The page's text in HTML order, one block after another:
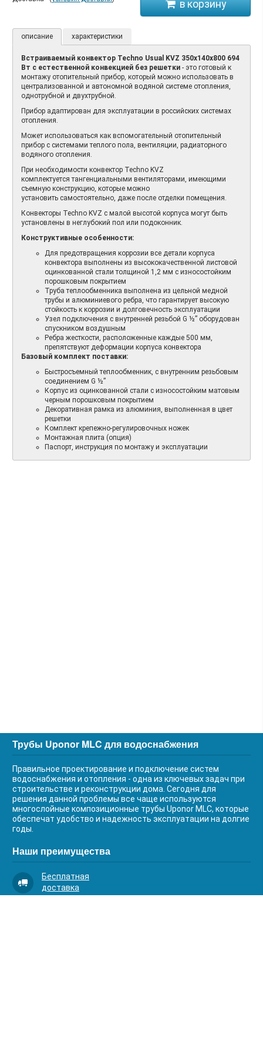
описание характеристики
Встраиваемый конвектор Techno Usual KVZ 350х140х800 694
Вт с естественной конвекцией без решетки - это готовый к
монтажу отопительный прибор, который можно использовать в
централизованной и автономной водяной системе отопления,
однотрубной и двухтрубной.
Прибор адаптирован для эксплуатации в российских системах
отопления.
Может использоваться как вспомогательный отопительный
прибор с системами теплого пола, вентиляции, радиаторного
водяного отопления.
При необходимости конвектор Techno KVZ
комплектуется тангенциальными вентиляторами, имеющими
съемную конструкцию, которые можно
установить самостоятельно, даже после отделки помещения.
Конвекторы Techno KVZ с малой высотой корпуса могут быть
установлены в неглубокий пол или подоконник.
Конструктивные особенности:
Для предотвращения коррозии все детали корпуса
конвектора выполнены из высококачественной листовой
оцинкованной стали толщиной 1,2 мм с износостойким
порошковым покрытием
Труба теплообменника выполнена из цельной медной
трубы и алюминиевого ребра, что гарантирует высокую
стойкость к коррозии и долговечность эксплуатации
Узел подключения с внутренней резьбой G ½” оборудован
спускником воздушным
Ребра жесткости, расположенные каждые 500 мм,
препятствуют деформации корпуса конвектора
Базовый комплект поставки:
Быстросъемный теплообменник, с внутренним резьбовым
соединением G ½”
Корпус из оцинкованной стали с износостойким матовым
черным порошковым покрытием
Декоративная рамка из алюминия, выполненная в цвет
решетки
Комплект крепежно-регулировочных ножек
Монтажная плита (опция)
Паспорт, инструкция по монтажу и эксплуатации
Трубы Uponor MLC для водоснабжения
Правильное проектирование и подключение систем
водоснабжения и отопления - одна из ключевых задач при
строительстве и реконструкции дома. Сегодня для
решения данной проблемы все чаще используются
многослойные композиционные трубы Uponor MLC, которые
обеспечат удобство и надежность эксплуатации на долгие
годы.
Наши преимущества
Бесплатная
доставка